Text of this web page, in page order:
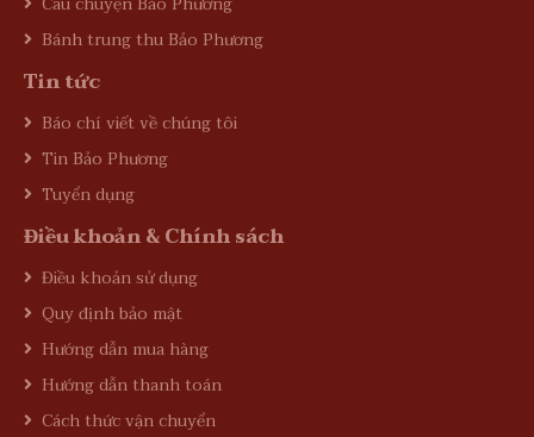
Bánh trung thu Bảo Phương
Tin tức
Báo chí viết về chúng tôi
Tin Bảo Phương
Tuyển dụng
Điều khoản & Chính sách
Điều khoản sử dụng
Quy định bảo mật
Hướng dẫn mua hàng
Hướng dẫn thanh toán
Cách thức vận chuyển